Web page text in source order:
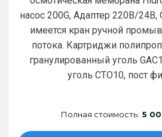
насос 200G, Адаптер 220В/24В,
имеется кран ручной
потока. Картриджи
гранулированный уголь
уголь CTO10, пост
Полная стоимость: 5